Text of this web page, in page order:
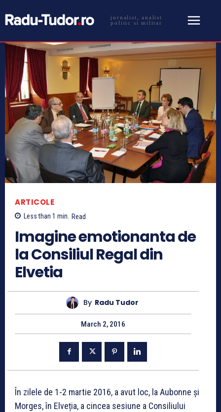
jurnalist, analist
politic si militar
ARTICOLE
Less than 1 min. Read
Imagine emotionanta de
la Consiliul Regal din
Elvetia
By Radu Tudor
March 2, 2016
În zilele de 1-2 martie 2016, a avut loc, la Aubonne și
Morges, în Elveția, a cincea sesiune a Consiliului